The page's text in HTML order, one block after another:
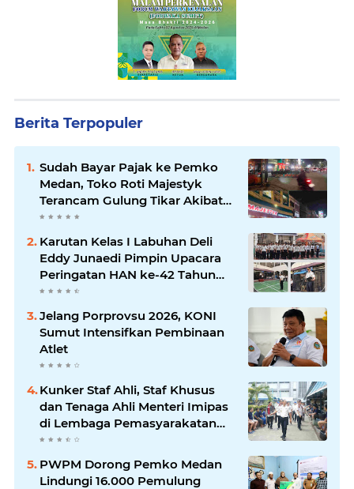
Berita Terpopuler
Sudah Bayar Pajak ke Pemko
Medan, Toko Roti Majestyk
Terancam Gulung Tikar Akibat
Akses Jalan Ditutup Pedagang
Angkringan
Karutan Kelas I Labuhan Deli
Eddy Junaedi Pimpin Upacara
Peringatan HAN ke-42 Tahun
2026
Jelang Porprovsu 2026, KONI
Sumut Intensifkan Pembinaan
Atlet
Kunker Staf Ahli, Staf Khusus
dan Tenaga Ahli Menteri Imipas
di Lembaga Pemasyarakatan
Kelas I Medan: Pelayanan Prima
Dipastikan Berjalan Optimal
PWPM Dorong Pemko Medan
Lindungi 16.000 Pemulung